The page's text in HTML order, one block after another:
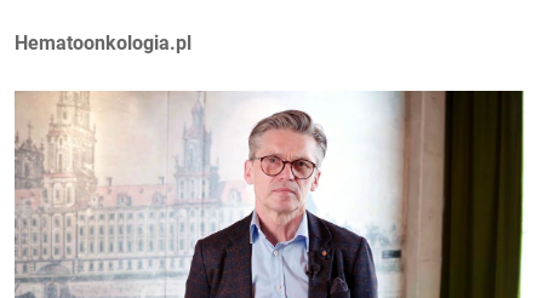
Autorzy:
Hematoonkologia.pl